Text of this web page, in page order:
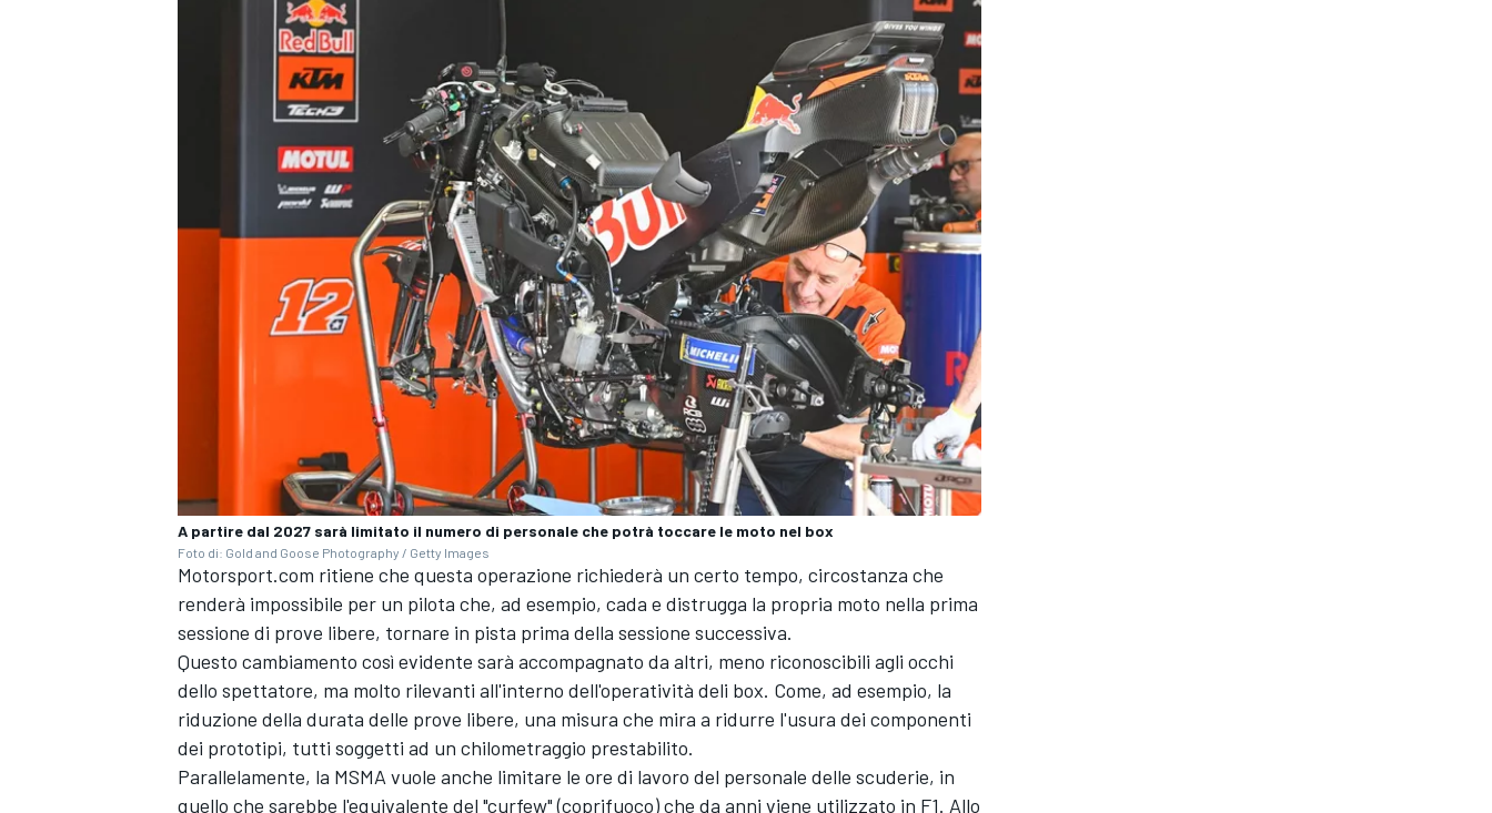
A partire dal 2027 sarà limitato il numero di personale che potrà toccare le moto nel box
Foto di: Gold and Goose Photography / Getty Images
Motorsport.com ritiene che questa operazione richiederà un certo tempo, circostanza che
renderà impossibile per un pilota che, ad esempio, cada e distrugga la propria moto nella prima
sessione di prove libere, tornare in pista prima della sessione successiva.
Questo cambiamento così evidente sarà accompagnato da altri, meno riconoscibili agli occhi
dello spettatore, ma molto rilevanti all'interno dell'operatività deli box. Come, ad esempio, la
riduzione della durata delle prove libere, una misura che mira a ridurre l'usura dei componenti
dei prototipi, tutti soggetti ad un chilometraggio prestabilito.
Parallelamente, la MSMA vuole anche limitare le ore di lavoro del personale delle scuderie, in
quello che sarebbe l'equivalente del "curfew" (coprifuoco) che da anni viene utilizzato in F1. Allo